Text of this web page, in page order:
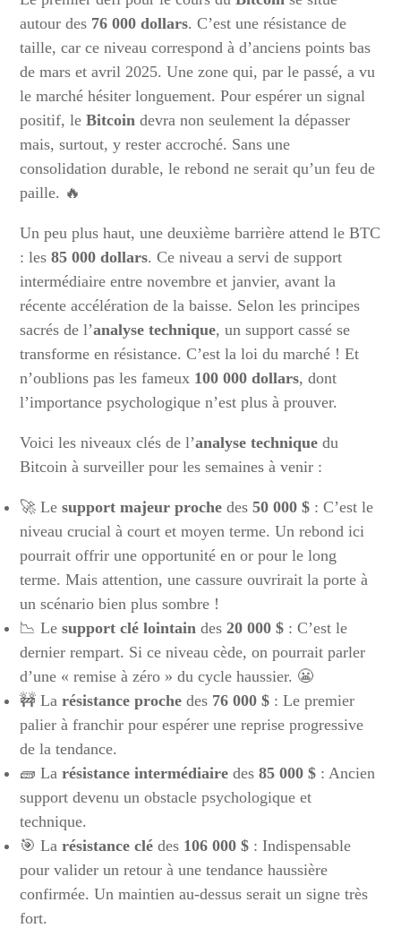
autour des 76 000 dollars. C’est une résistance de
taille, car ce niveau correspond à d’anciens points bas
de mars et avril 2025. Une zone qui, par le passé, a vu
le marché hésiter longuement. Pour espérer un signal
positif, leBitcoin devra non seulement la dépasser
mais, surtout, y rester accroché. Sans une
consolidation durable, le rebond ne serait qu’un feu de
paille. 🔥
Un peu plus haut, une deuxième barrière attend le BTC
: les85 000 dollars. Ce niveau a servi de support
intermédiaire entre novembre et janvier, avant la
récente accélération de la baisse. Selon les principes
sacrés de l’analyse technique, un support cassé se
transforme en résistance. C’est la loi du marché ! Et
n’oublions pas les fameux 100 000 dollars, dont
l’importance psychologique n’est plus à prouver.
Voici les niveaux clés de l’analyse technique du
Bitcoin à surveiller pour les semaines à venir :
🚀 Lesupport majeur proche des50 000 $ : C’est le
niveau crucial à court et moyen terme. Un rebond ici
pourrait offrir une opportunité en or pour le long
terme. Mais attention, une cassure ouvrirait la porte à
un scénario bien plus sombre !
📉 Lesupport clé lointain des20 000 $ : C’est le
dernier rempart. Si ce niveau cède, on pourrait parler
d’une « remise à zéro » du cycle haussier. 😬
🚧 Larésistance proche des 76 000 $ : Le premier
palier à franchir pour espérer une reprise progressive
de la tendance.
🧱 Larésistance intermédiaire des85 000 $ : Ancien
support devenu un obstacle psychologique et
technique.
🎯 Larésistance clé des 106 000 $ : Indispensable
pour valider un retour à une tendance haussière
confirmée. Un maintien au-dessus serait un signe très
fort.